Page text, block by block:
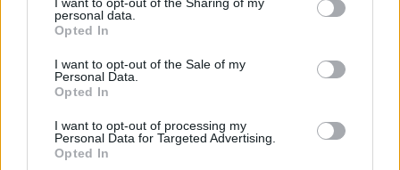
grant or deny consent to Google and its third-party tags to
use your data for below specified purposes in below Google
consent section.
personal data.
Opted In
I want to opt-out of the Sale of my
Personal Data.
Opted In
I want to opt-out of processing my
Personal Data for Targeted Advertising.
Opted In